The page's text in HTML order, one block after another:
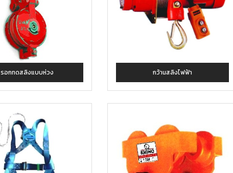
รอกทดสลิงแบบห่วง กว้านสลิงไฟฟ้า